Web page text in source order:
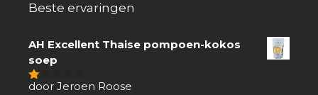
Beste ervaringen
AH Excellent Thaise pompoen-kokos
soep
1
door Jeroen Roose